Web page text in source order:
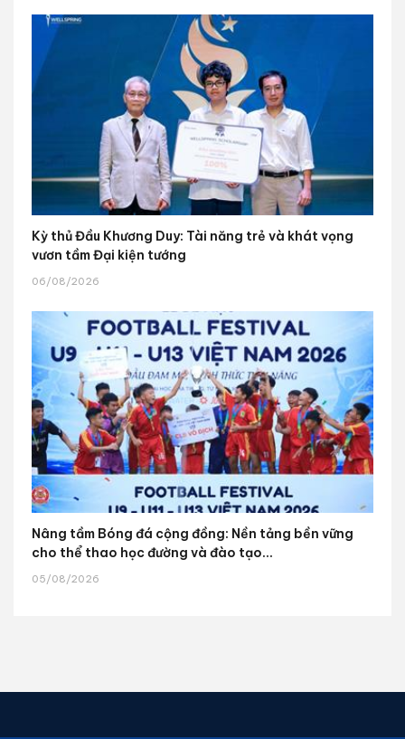
Kỳ thủ Đầu Khương Duy: Tài năng trẻ và khát vọng
vươn tầm Đại kiện tướng
06/08/2026
Nâng tầm Bóng đá cộng đồng: Nền tảng bền vững
cho thể thao học đường và đào tạo...
05/08/2026